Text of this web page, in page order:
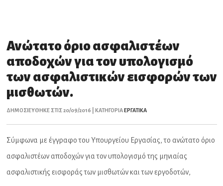
Ανώτατο όριο ασφαλιστέων
αποδοχών για τον υπολογισμό
των ασφαλιστικών εισφορών των
μισθωτών.
ΔΗΜΟΣΙΕΥΘΗΚΕ ΣΤΙΣ 20/09/2016 | ΚΑΤΗΓΟΡΙΑΕΡΓΑΤΙΚΑ
Σύμφωνα με έγγραφο του Υπουργείου Εργασίας, το ανώτατο όριο
ασφαλιστέων αποδοχών για τον υπολογισμό της μηνιαίας
ασφαλιστικής εισφοράς των μισθωτών και των εργοδοτών,